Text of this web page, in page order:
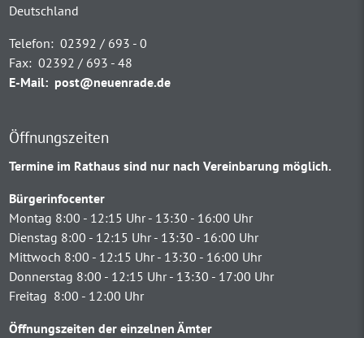
Deutschland
Telefon: 02392 / 693 - 0
Fax: 02392 / 693 - 48
E-Mail: post@neuenrade.de
Öffnungszeiten
Termine im Rathaus sind nur nach Vereinbarung möglich.
Bürgerinfocenter
Montag 8:00 - 12:15 Uhr - 13:30 - 16:00 Uhr
Dienstag 8:00 - 12:15 Uhr - 13:30 - 16:00 Uhr
Mittwoch 8:00 - 12:15 Uhr - 13:30 - 16:00 Uhr
Donnerstag 8:00 - 12:15 Uhr - 13:30 - 17:00 Uhr
Freitag 8:00 - 12:00 Uhr
Öffnungszeiten der einzelnen Ämter